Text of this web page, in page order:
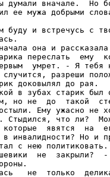
думали вначале.  Но
ее мужа добрыми
буду и встречусь с
она и
переслать  ему
умрет. - Я тебя
разреши
доковылял до рая.
в зубах старик был
но не  до  такой
Ему ужасно не
Стыдился, что ли?
явятся  на
инвалидности? Но и
с нею политиковать.
не  закрыли?
не  только